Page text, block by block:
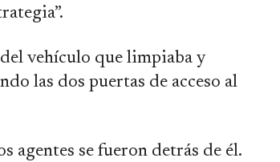
vehículo que limpiaba y
las dos puertas de acceso al
agentes se fueron detrás de él.